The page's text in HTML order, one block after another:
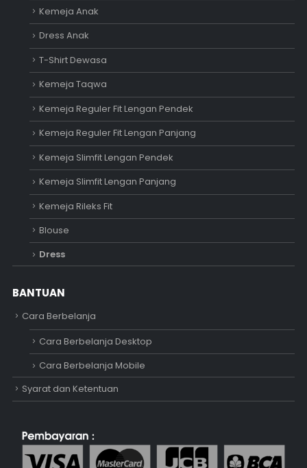
Kemeja Anak
Dress Anak
T-Shirt Dewasa
Kemeja Taqwa
Kemeja Reguler Fit Lengan Pendek
Kemeja Reguler Fit Lengan Panjang
Kemeja Slimfit Lengan Pendek
Kemeja Slimfit Lengan Panjang
Kemeja Rileks Fit
Blouse
Dress
BANTUAN
Cara Berbelanja
Cara Berbelanja Desktop
Cara Berbelanja Mobile
Syarat dan Ketentuan